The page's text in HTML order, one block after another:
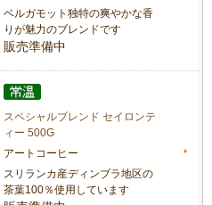
ベルガモット独特の爽やかな香
りが魅力のブレンドです
販売準備中
スペシャルブレンド セイロンテ
ィー 500G
アートコーヒー
スリランカ産ディンブラ地区の
茶葉100％使用しています